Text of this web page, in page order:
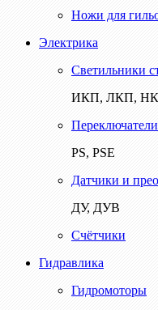
Ножи для
Электрика
Светильники
ИКП, ЛКП,
Переключатели
PS, PSE
Датчики и
ДУ, ДУВ
Счётчики
Гидравлика
Гидромоторы